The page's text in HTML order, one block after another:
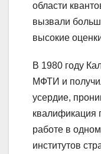
области
вызвали
высокие
В 1980 году
МФТИ и
усердие,
квалификация
работе в
институтов